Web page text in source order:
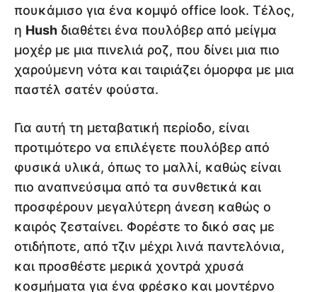
πουκάμισο για ένα κομψό office look. Τέλος,
η Hush διαθέτει ένα πουλόβερ από μείγμα
μοχέρ με μια πινελιά ροζ, που δίνει μια πιο
χαρούμενη νότα και ταιριάζει όμορφα με μια
παστέλ σατέν φούστα.
Για αυτή τη μεταβατική περίοδο, είναι
προτιμότερο να επιλέγετε πουλόβερ από
φυσικά υλικά, όπως το μαλλί, καθώς είναι
πιο αναπνεύσιμα από τα συνθετικά και
προσφέρουν μεγαλύτερη άνεση καθώς ο
καιρός ζεσταίνει. Φορέστε το δικό σας με
οτιδήποτε, από τζιν μέχρι λινά παντελόνια,
και προσθέστε μερικά χοντρά χρυσά
κοσμήματα για ένα φρέσκο και μοντέρνο